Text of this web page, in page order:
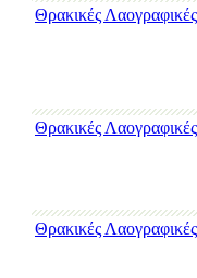
Θρακικές Λαογραφικές
Θρακικές Λαογραφικές
Θρακικές Λαογραφικές